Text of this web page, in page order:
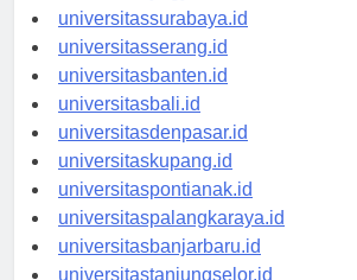
universitasyogyakarta.id
universitassurabaya.id
universitasserang.id
universitasbanten.id
universitasbali.id
universitasdenpasar.id
universitaskupang.id
universitaspontianak.id
universitaspalangkaraya.id
universitasbanjarbaru.id